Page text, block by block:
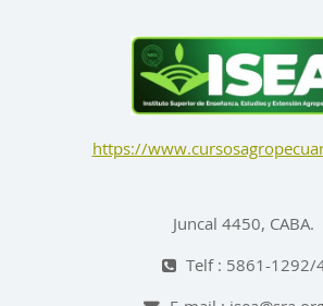
https://
Juncal 4450, CABA.
Telf : 5861-1292/